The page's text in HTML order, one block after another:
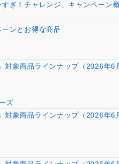
ぎ！チャレンジ」キャンペーン
ンとお得な商品
象商品ラインナップ（2026年6
ズ
象商品ラインナップ（2026年6